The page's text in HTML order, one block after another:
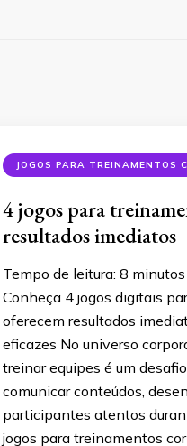
JOGOS PARA TREINAMENTOS
4 jogos para
resultados imediatos
Tempo de leitura: 8 minutos
Conheça 4 jogos digitais
oferecem resultados
eficazes No universo
treinar equipes é um
comunicar conteúdos,
participantes atentos
jogos para treinamentos